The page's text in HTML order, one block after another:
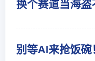
换个赛道当海盗
别等AI来抢饭